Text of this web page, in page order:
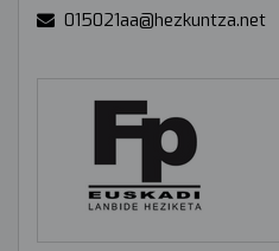
015021aa@hezkuntza.net